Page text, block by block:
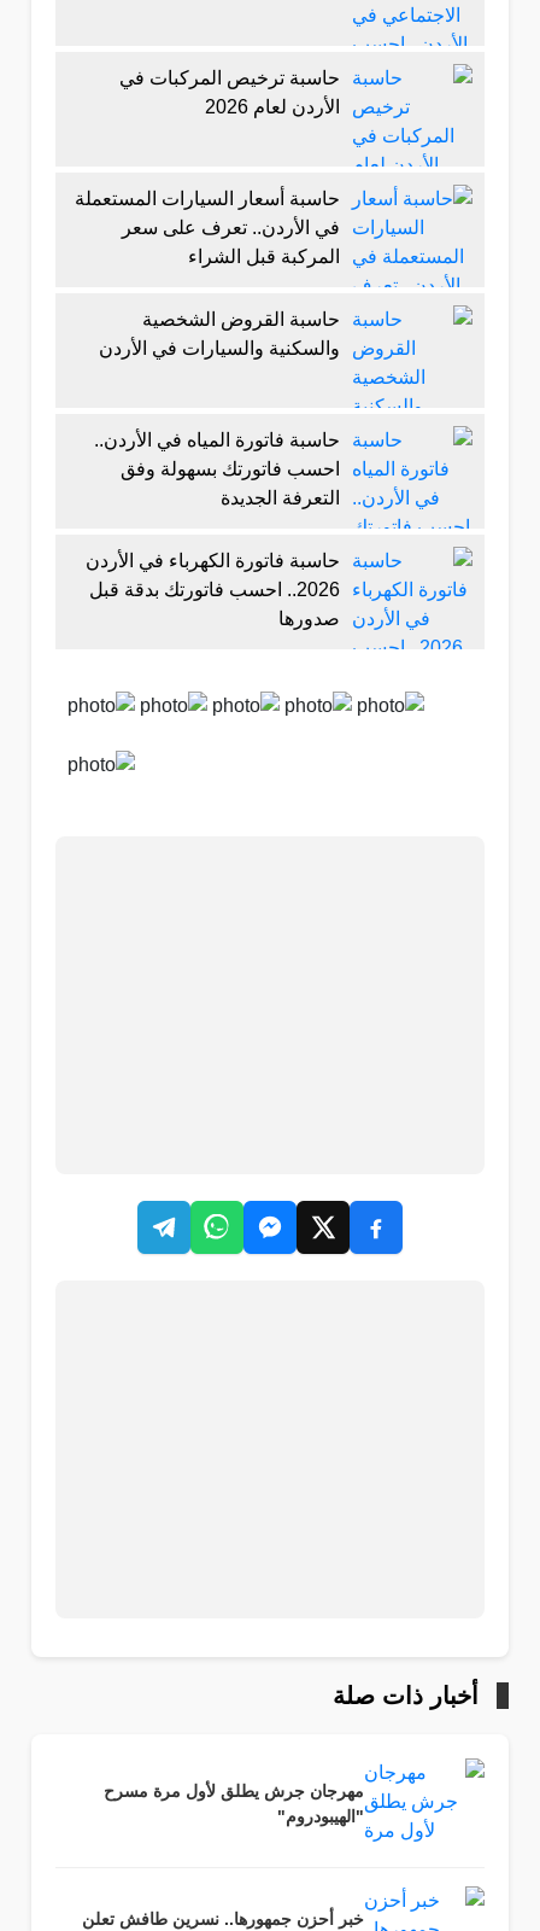
حاسبة ترخيص المركبات في
الأردن لعام 2026
حاسبة أسعار السيارات المستعملة
في الأردن.. تعرف على سعر
المركبة قبل الشراء
حاسبة القروض الشخصية
والسكنية والسيارات في الأردن
حاسبة فاتورة المياه في الأردن..
احسب فاتورتك بسهولة وفق
التعرفة الجديدة
حاسبة فاتورة الكهرباء في الأردن
2026.. احسب فاتورتك بدقة قبل
صدورها
أخبار ذات صلة
مهرجان جرش يطلق لأول مرة مسرح
"الهيبودروم"
خبر أحزن جمهورها.. نسرين طافش تعلن